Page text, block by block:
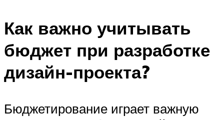
Как важно учитывать
бюджет при разработке
дизайн-проекта?
Бюджетирование играет важную